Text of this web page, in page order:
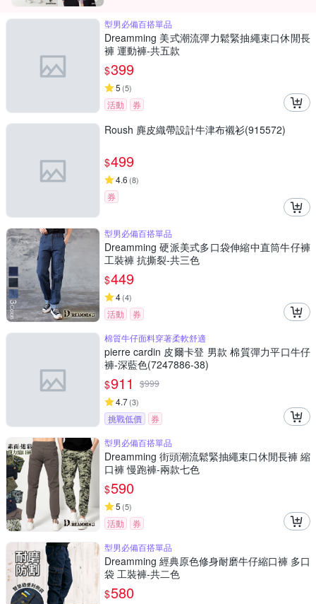
型男必備百搭單品
Dreamming 美式潮流彈力鬆緊抽繩束口休閒長
褲 運動褲-共五款
$399
5 (5)
活動 券
Roush 麂皮織帶設計牛津布襯衫(915572)
$499
4.6 (8)
券
型男必備百搭單品
Dreamming 硬派美式多口袋伸縮中直筒牛仔褲
工裝褲 抗撕裂-共三色
$449
4(4)
活動
券
棉質牛仔面料穿著柔軟舒適
pierre cardin 皮爾卡登 男款 棉質彈力平口牛仔
褲-深藍色(7247886-38)
$911 $999
4.7(3)
挑戰低價
券
型男必備百搭單品
Dreamming 街頭潮流鬆緊抽繩束口休閒長褲 縮
口褲 慢跑褲-兩款七色
$590
5 (5)
活動
券
型男必備百搭單品
Dreamming 經典原色修身耐磨牛仔縮口褲 多口
袋 工裝褲-共二色
$580